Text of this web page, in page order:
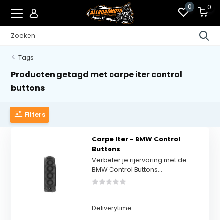
0 0
Tags
Producten getagd met carpe iter control
buttons
Filters
Carpe Iter - BMW Control
Buttons
Verbeter je rijervaring met de
BMW Control Buttons...
Deliverytime